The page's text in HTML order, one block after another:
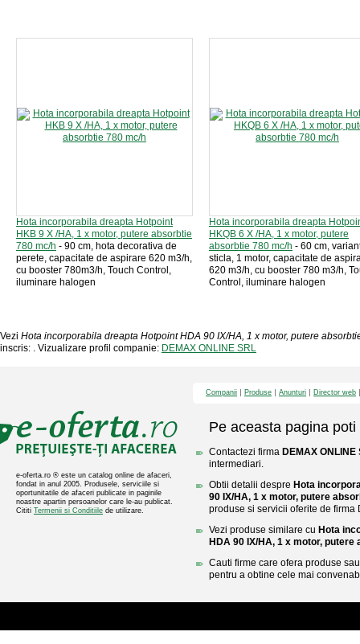
Hota incorporabila dreapta Hotpoint
HKB 9 X /HA, 1 x motor, putere absorbtie
780 mc/h - 90 cm, hota decorativa de
perete, capacitate de aspirare 620 m3/h,
cu booster 780m3/h, Touch Control,
iluminare halogen
Hota incorporabila dreapta
HKQB 6 X /HA, 1 x motor, putere
absorbtie 780 mc/h - 60 cm,
sticla, 1 motor, capacitate de
620 m3/h, cu booster 780 m3/h,
Control, iluminare halogen
Vezi Hota incorporabila dreapta Hotpoint HDA 90 IX/HA, 1 x motor, putere
inscris: . Vizualizare profil companie: DEMAX ONLINE SRL
e-oferta.ro ® este un catalog online de afaceri,
fondat in anul 2005. Produsele, serviciile si
oportunitatile de afaceri publicate in paginile
noastre apartin persoanelor care le-au publicat.
Cititi Termenii si Conditiile de utilizare.
Companii Produse Anunturi Director web
Pe aceasta pagina poti
Contactezi firma DEMAX ONLINE
intermediari.
Obtii detalii despre Hota
90 IX/HA, 1 x motor, putere
produse si servicii oferite de firma
Vezi produse similare cu Hota
HDA 90 IX/HA, 1 x motor, putere
Cauti firme care ofera produse
pentru a obtine cele mai